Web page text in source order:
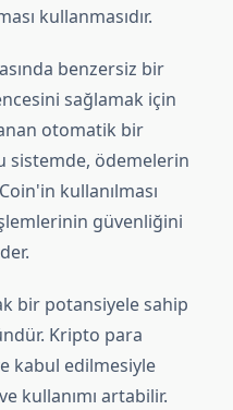
kullanmasıdır.
benzersiz bir
sağlamak için
otomatik bir
sistemde, ödemelerin
kullanılması
güvenliğini
bir potansiyele sahip
Kripto para
kabul edilmesiyle
kullanımı artabilir.